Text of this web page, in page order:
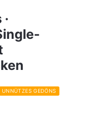
UNNÜTZES GEDÖNS